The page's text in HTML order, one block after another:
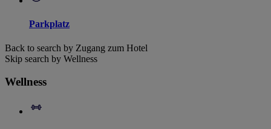
Parkplatz
Back to search by Zugang zum Hotel
Skip search by Wellness
Wellness